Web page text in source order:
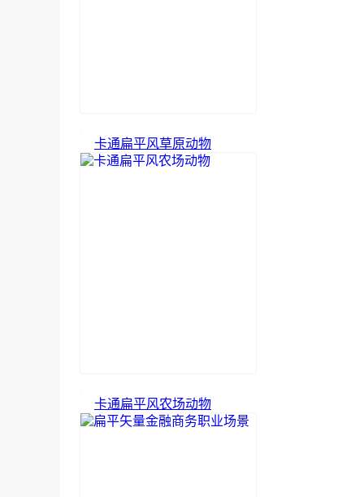
卡通扁平风草原动物
卡通扁平风农场动物